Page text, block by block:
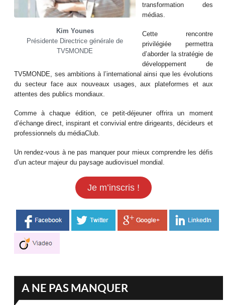
Kim Younes
Présidente Directrice générale de
TV5MONDE
transformation des
médias.
Cette rencontre
privilégiée permettra
d’aborder la stratégie de
développement de
TV5MONDE, ses ambitions à l’international ainsi que les évolutions
du secteur face aux nouveaux usages, aux plateformes et aux
attentes des publics mondiaux.
Comme à chaque édition, ce petit-déjeuner offrira un moment
d’échange direct, inspirant et convivial entre dirigeants, décideurs et
professionnels du médiaClub.
Un rendez-vous à ne pas manquer pour mieux comprendre les défis
d’un acteur majeur du paysage audiovisuel mondial.
Je m’inscris !
A NE PAS MANQUER